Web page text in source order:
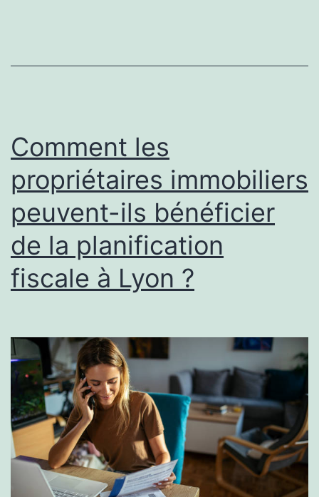
Court
à
Nice
Comment les
propriétaires immobiliers
peuvent-ils bénéficier
de la planification
fiscale à Lyon ?